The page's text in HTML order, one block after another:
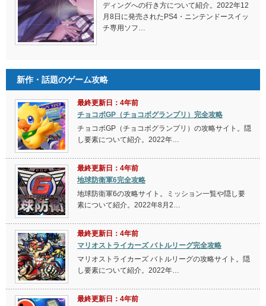
ディングへの行き方について紹介。2022年12
月8日に発売されたPS4・ニンテンドースイッ
チ専用ソフ…
新作・話題のゲーム攻略
最終更新日：4年前
チョコボGP（チョコボグランプリ）完全攻略
チョコボGP（チョコボグランプリ）の攻略サイト。隠
し要素について紹介。2022年…
最終更新日：4年前
地球防衛軍6完全攻略
地球防衛軍6の攻略サイト。ミッション一覧や隠し要
素について紹介。2022年8月2…
最終更新日：4年前
マリオストライカーズ バトルリーグ完全攻略
マリオストライカーズ バトルリーグの攻略サイト。隠
し要素について紹介。2022年…
最終更新日：4年前